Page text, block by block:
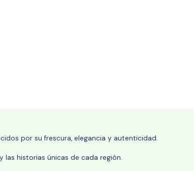
por su frescura, elegancia y autenticidad.
historias únicas de cada región.